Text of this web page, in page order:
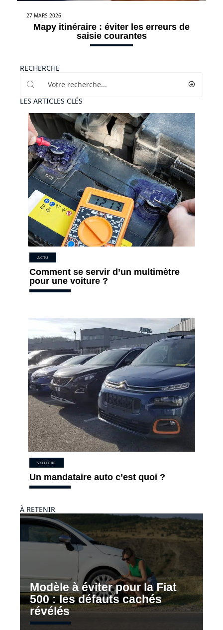
27 MARS 2026
Mapy itinéraire : éviter les erreurs de
saisie courantes
RECHERCHE
LES ARTICLES CLÉS
ACTU
Comment se servir d’un multimètre
pour une voiture ?
VOITURE
Un mandataire auto c’est quoi ?
À RETENIR
Modèle à éviter pour la Fiat
500 : les défauts cachés
révélés